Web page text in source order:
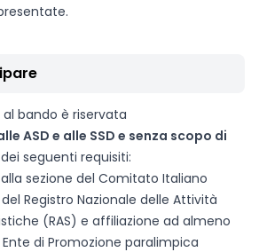
bando è riservata
ASD e alle SSD e senza scopo di
seguenti requisiti:
sezione del Comitato Italiano
Registro Nazionale delle Attività
(RAS) e affiliazione ad almeno
di Promozione paralimpica